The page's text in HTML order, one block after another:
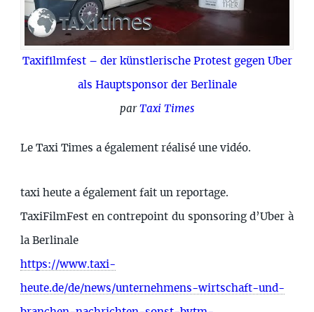
Taxifilmfest – der künstlerische Protest gegen Uber
als Hauptsponsor der Berlinale
par Taxi Times
Le Taxi Times a également réalisé une vidéo.
taxi heute a également fait un reportage.
TaxiFilmFest en contrepoint du sponsoring d’Uber à
la Berlinale
https://www.taxi-
heute.de/de/news/unternehmens-wirtschaft-und-